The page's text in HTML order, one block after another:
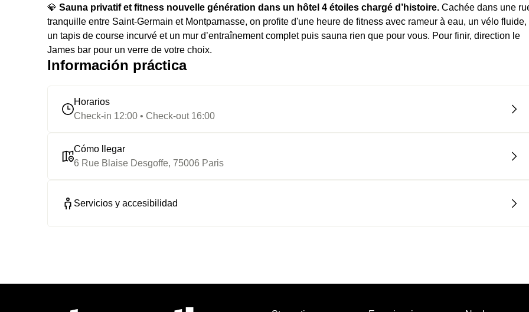
💎 Sauna privatif et fitness nouvelle génération dans un hôtel 4 étoiles chargé d’histoire. Cachée dans une
tranquille entre Saint-Germain et Montparnasse, on profite d'une heure de fitness avec rameur à eau, un vélo fluide,
un tapis de course incurvé et un mur d’entraînement complet puis sauna rien que pour vous. Pour finir, direction le
James bar pour un verre de votre choix.
Información práctica
Horarios
Check-in 12:00 • Check-out 16:00
Cómo llegar
6 Rue Blaise Desgoffe, 75006 Paris
Servicios y accesibilidad